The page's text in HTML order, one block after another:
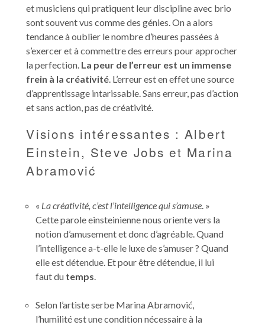
et musiciens qui pratiquent leur discipline avec brio
sont souvent vus comme des génies. On a alors
tendance à oublier le nombre d’heures passées à
s’exercer et à commettre des erreurs pour approcher
la perfection. La peur de l’erreur est un immense
frein à la créativité . L’erreur est en effet une source
d’apprentissage intarissable. Sans erreur, pas d’action
et sans action, pas de créativité.
Visions intéressantes : Albert
Einstein, Steve Jobs et Marina
Abramović
« La créativité, c’est l’intelligence qui s’amuse . »
Cette parole einsteinienne nous oriente vers la
notion d’amusement et donc d’agréable. Quand
l’intelligence a-t-elle le luxe de s’amuser ? Quand
elle est détendue. Et pour être détendue, il lui
faut du temps
Selon l’artiste serbe Marina Abramović,
l’humilité est une condition nécessaire à la